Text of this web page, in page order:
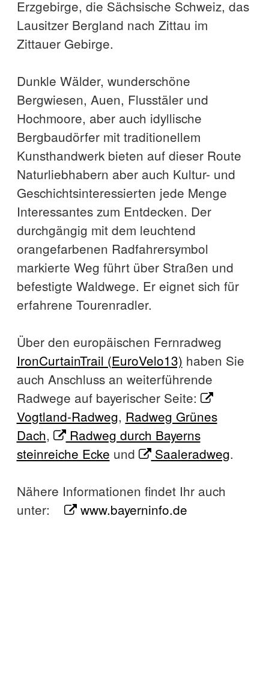
Erzgebirge, die Sächsische Schweiz, das
Lausitzer Bergland nach Zittau im
Zittauer Gebirge.
Dunkle Wälder, wunderschöne
Bergwiesen, Auen, Flusstäler und
Hochmoore, aber auch idyllische
Bergbaudörfer mit traditionellem
Kunsthandwerk bieten auf dieser Route
Naturliebhabern aber auch Kultur- und
Geschichtsinteressierten jede Menge
Interessantes zum Entdecken. Der
durchgängig mit dem leuchtend
orangefarbenen Radfahrersymbol
markierte Weg führt über Straßen und
befestigte Waldwege. Er eignet sich für
erfahrene Tourenradler.
Über den europäischen Fernradweg
IronCurtainTrail (EuroVelo13) haben Sie
auch Anschluss an weiterführende
Radwege auf bayerischer Seite:
Vogtland-Radweg, Radweg Grünes
Dach,
Radweg durch Bayerns
steinreiche Ecke und Saaleradweg.
Nähere Informationen findet Ihr auch
unter:
www.bayerninfo.de